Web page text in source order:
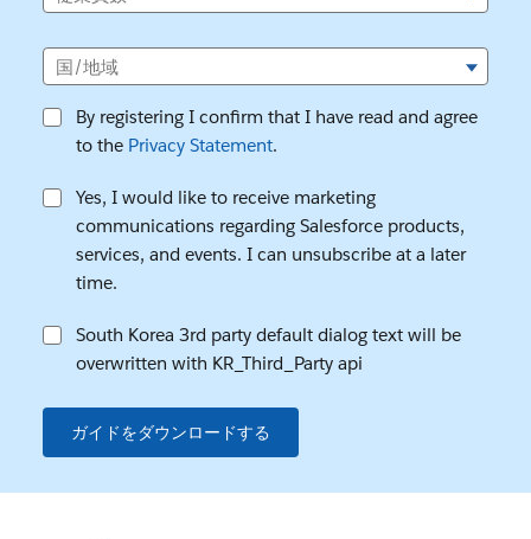
国/地域
By registering I confirm that I have read and agree
to the Privacy Statement.
Yes, I would like to receive marketing
communications regarding Salesforce products,
services, and events. I can unsubscribe at a later
time.
South Korea 3rd party default dialog text will be
overwritten with KR_Third_Party api
ガイドをダウンロードする